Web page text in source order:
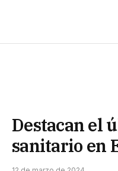
Destacan el
sanitario en